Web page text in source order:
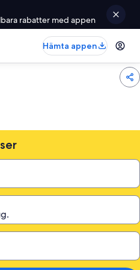
rabatter med appen
Hämta appen